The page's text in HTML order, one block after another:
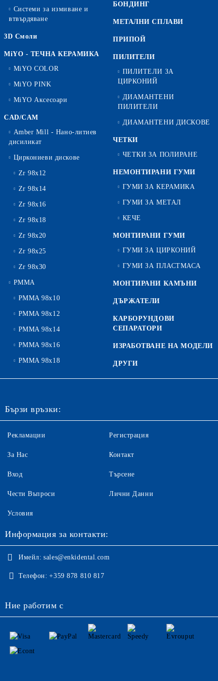
Системи за измиване и
втвърдяване
3D Смоли
MiYO - ТЕЧНА КЕРАМИКА
MiYO COLOR
MiYO PINK
MiYO Аксесоари
CAD/CAM
Amber Mill - Нано-литиев
дисиликат
Циркониеви дискове
Zr 98x12
Zr 98x14
Zr 98x16
Zr 98x18
Zr 98x20
Zr 98x25
Zr 98x30
PMMA
PMMA 98x10
PMMA 98x12
PMMA 98x14
PMMA 98x16
PMMA 98x18
БОНДИНГ
МЕТАЛНИ СПЛАВИ
ПРИПОЙ
ПИЛИТЕЛИ
ПИЛИТЕЛИ ЗА
ЦИРКОНИЙ
ДИАМАНТЕНИ
ПИЛИТЕЛИ
ДИАМАНТЕНИ ДИСКОВЕ
ЧЕТКИ
ЧЕТКИ ЗА ПОЛИРАНЕ
НЕМОНТИРАНИ ГУМИ
ГУМИ ЗА КЕРАМИКА
ГУМИ ЗА МЕТАЛ
КЕЧЕ
МОНТИРАНИ ГУМИ
ГУМИ ЗА ЦИРКОНИЙ
ГУМИ ЗА ПЛАСТМАСА
МОНТИРАНИ КАМЪНИ
ДЪРЖАТЕЛИ
КАРБОРУНДОВИ
СЕПАРАТОРИ
ИЗРАБОТВАНЕ НА МОДЕЛИ
ДРУГИ
Бързи връзки:
Рекламации
За Нас
Вход
Чести Въпроси
Регистрация
Контакт
Търсене
Лични Данни
Условия
Информация за контакти:
Имейл: sales@enkidental.com
Телефон: +359 878 810 817
Ние работим с